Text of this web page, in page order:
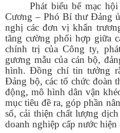
Phát biểu bế mạc
Cương – Phó Bí thư Đảng
nghị các đơn vị khẩn
tăng cường phối hợp giữa
chính trị của Công ty,
gương mẫu của cán bộ,
hình. Đồng chí tin tưởng
Đảng bộ, các tổ chức đoàn
động, mô hình dân vận
mục tiêu đề ra, góp phần
số, cải thiện chất lượng
doanh nghiệp cấp nước hiện